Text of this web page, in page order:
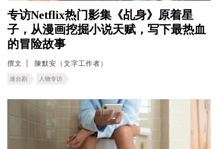
专访Netflix热门影集《乩身》原着星
子，从漫画挖掘小说天赋，写下最热血
的冒险故事
撰文 陳默安（文字工作者）
迷台剧 人物专访